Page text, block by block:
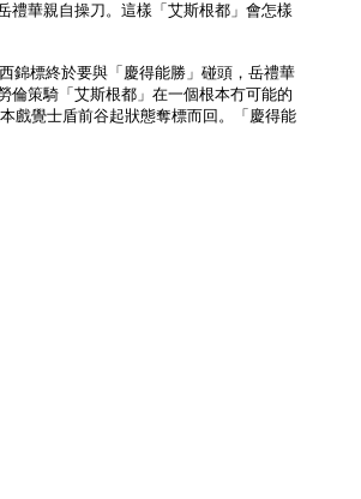
禮華親自操刀。這樣「艾斯根都」會怎樣
錦標終於要與「慶得能勝」碰頭，岳禮華
倫策騎「艾斯根都」在一個根本冇可能的
戲覺士盾前谷起狀態奪標而回。「慶得能